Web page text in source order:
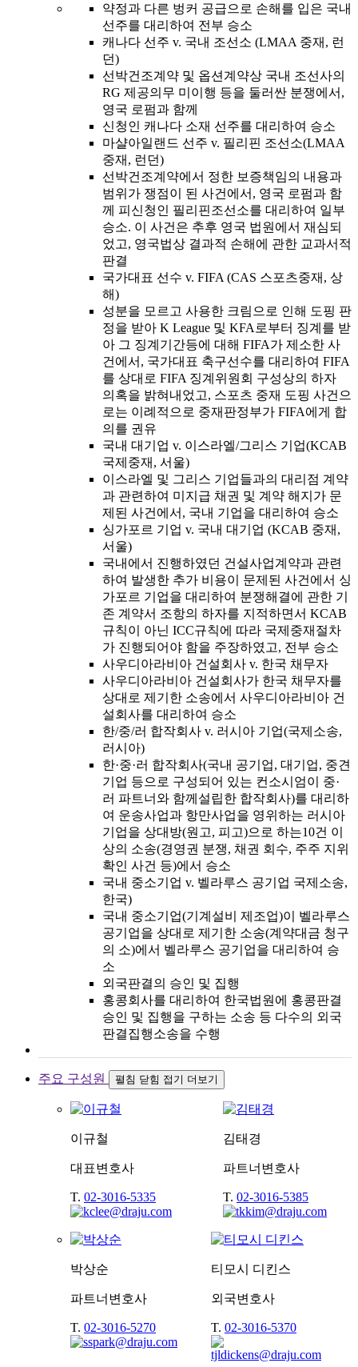
약정과 다른 벙커 공급으로 손해를 입은 국내
선주를 대리하여 전부 승소
캐나다 선주 v. 국내 조선소 (LMAA 중재, 런
던)
선박건조계약 및 옵션계약상 국내 조선사의
RG 제공의무 미이행 등을 둘러싼 분쟁에서,
영국 로펌과 함께
신청인 캐나다 소재 선주를 대리하여 승소
마샬아일랜드 선주 v. 필리핀 조선소(LMAA
중재, 런던)
선박건조계약에서 정한 보증책임의 내용과
범위가 쟁점이 된 사건에서, 영국 로펌과 함
께 피신청인 필리핀조선소를 대리하여 일부
승소. 이 사건은 추후 영국 법원에서 재심되
었고, 영국법상 결과적 손해에 관한 교과서적
판결
국가대표 선수 v. FIFA (CAS 스포츠중재, 상
해)
성분을 모르고 사용한 크림으로 인해 도핑 판
정을 받아 K League 및 KFA로부터 징계를 받
아 그 징계기간등에 대해 FIFA가 제소한 사
건에서, 국가대표 축구선수를 대리하여 FIFA
를 상대로 FIFA 징계위원회 구성상의 하자
의혹을 밝혀내었고, 스포츠 중재 도핑 사건으
로는 이례적으로 중재판정부가 FIFA에게 합
의를 권유
국내 대기업 v. 이스라엘/그리스 기업(KCAB
국제중재, 서울)
이스라엘 및 그리스 기업들과의 대리점 계약
과 관련하여 미지급 채권 및 계약 해지가 문
제된 사건에서, 국내 기업을 대리하여 승소
싱가포르 기업 v. 국내 대기업 (KCAB 중재,
서울)
국내에서 진행하였던 건설사업계약과 관련
하여 발생한 추가 비용이 문제된 사건에서 싱
가포르 기업을 대리하여 분쟁해결에 관한 기
존 계약서 조항의 하자를 지적하면서 KCAB
규칙이 아닌 ICC규칙에 따라 국제중재절차
가 진행되어야 함을 주장하였고, 전부 승소
사우디아라비아 건설회사 v. 한국 채무자
사우디아라비아 건설회사가 한국 채무자를
상대로 제기한 소송에서 사우디아라비아 건
설회사를 대리하여 승소
한/중/러 합작회사 v. 러시아 기업(국제소송,
러시아)
한·중·러 합작회사(국내 공기업, 대기업, 중견
기업 등으로 구성되어 있는 컨소시엄이 중·
러 파트너와 함께설립한 합작회사)를 대리하
여 운송사업과 항만사업을 영위하는 러시아
기업을 상대방(원고, 피고)으로 하는10건 이
상의 소송(경영권 분쟁, 채권 회수, 주주 지위
확인 사건 등)에서 승소
국내 중소기업 v. 벨라루스 공기업 국제소송,
한국)
국내 중소기업(기계설비 제조업)이 벨라루스
공기업을 상대로 제기한 소송(계약대금 청구
의 소)에서 벨라루스 공기업을 대리하여 승
소
외국판결의 승인 및 집행
홍콩회사를 대리하여 한국법원에 홍콩판결
승인 및 집행을 구하는 소송 등 다수의 외국
판결집행소송을 수행
주요 구성원 펼침 닫힘 접기 더보기
이규철
대표변호사
T. 02-3016-5335
김태경
파트너변호사
T. 02-3016-5385
박상순
파트너변호사
T. 02-3016-5270
티모시 디킨스
외국변호사
T. 02-3016-5370